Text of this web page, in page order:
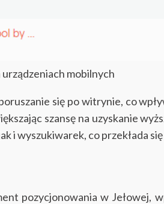
mobilnych
się po witrynie, co
szansę na uzyskanie
i wyszukiwarek, co przekłada
pozycjonowania w Jełowej,